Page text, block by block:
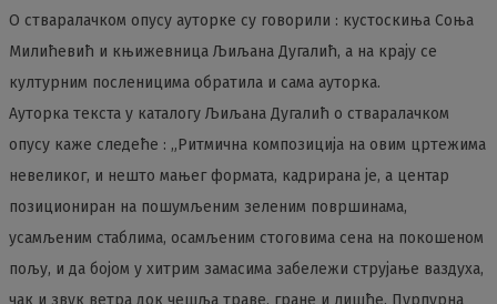
О стваралачком опусу ауторке су говорили : кустоскиња Соња
Милићевић и књижевница Љиљана Дугалић, а на крају се
културним посленицима обратила и сама ауторка.
Ауторка текста у каталогу Љиљана Дугалић о стваралачком
опусу каже следеће : „Ритмична композиција на овим цртежима
невеликог, и нешто мањег формата, кадрирана је, а центар
позициониран на пошумљеним зеленим површинама,
усамљеним стаблима, oсамљеним стоговима сена на покошеном
пољу, и да бојом у хитрим замасима забележи струјање ваздуха,
чак и звук ветра док чешља траве, гране и лишће. Пурпурна